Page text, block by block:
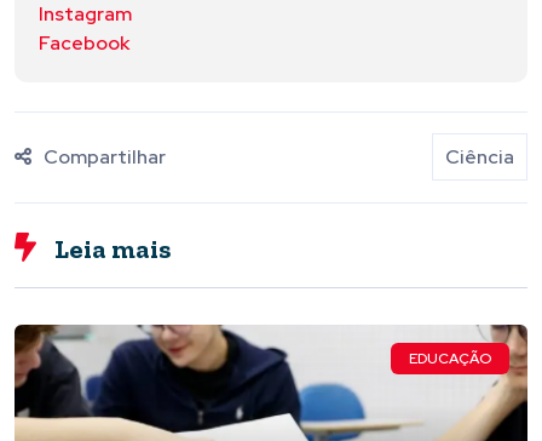
Instagram
Facebook
Compartilhar Ciência
Leia mais
EDUCAÇÃO